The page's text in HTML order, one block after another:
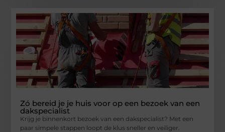
Zó bereid je je huis voor op een bezoek van een
dakspecialist
Krijg je binnenkort bezoek van een dakspecialist? Met een
paar simpele stappen loopt de klus sneller en veiliger.